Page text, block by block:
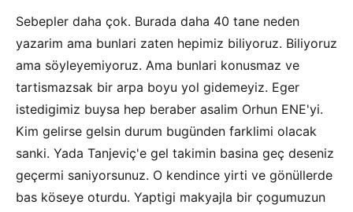
Sebepler daha çok. Burada daha 40 tane neden
yazarim ama bunlari zaten hepimiz biliyoruz. Biliyoruz
ama söyleyemiyoruz. Ama bunlari konusmaz ve
tartismazsak bir arpa boyu yol gidemeyiz. Eger
istedigimiz buysa hep beraber asalim Orhun ENE'yi.
Kim gelirse gelsin durum bugünden farklimi olacak
sanki. Yada Tanjeviç'e gel takimin basina geç deseniz
geçermi saniyorsunuz. O kendince yirti ve gönüllerde
bas köseye oturdu. Yaptigi makyajla bir çogumuzun